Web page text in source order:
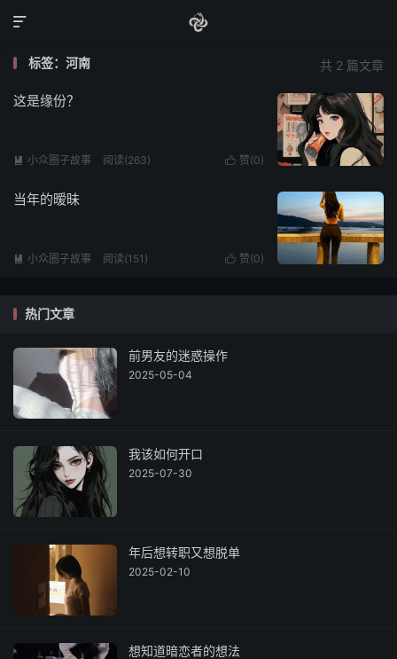

共 2 篇文章
标签：河南
这是缘份？
 赞(0)
 小众圈子故事 阅读(263)
当年的暧昧
 赞(0)
 小众圈子故事 阅读(151)
热门文章
前男友的迷惑操作
2025-05-04
我该如何开口
2025-07-30
年后想转职又想脱单
2025-02-10
想知道暗恋者的想法